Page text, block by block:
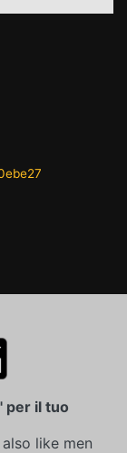
per il tuo
like men